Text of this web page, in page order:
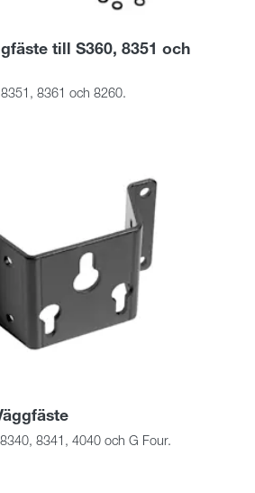
till S360, 8351 och
8361 och 8260.
8341, 4040 och G Four.